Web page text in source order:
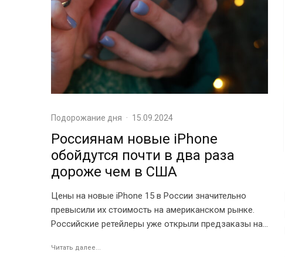
Подорожание дня · 15.09.2024
Россиянам новые iPhone
обойдутся почти в два раза
дороже чем в США
Цены на новые iPhone 15 в России значительно
превысили их стоимость на американском рынке.
Российские ретейлеры уже открыли предзаказы на...
Читать далее...